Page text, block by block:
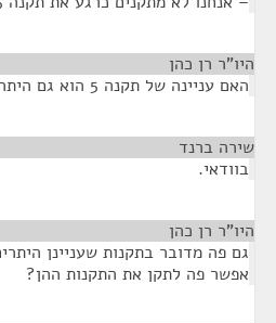
היו"ר רן כהן
האם עניינה של תקנה 5 הוא גם היתרים לבניינים?
שירה ברנד
בוודאי.
היו"ר רן כהן
גם פה מדובר בתקנות שעניינן
אפשר פה לתקן את התקנות ההן?